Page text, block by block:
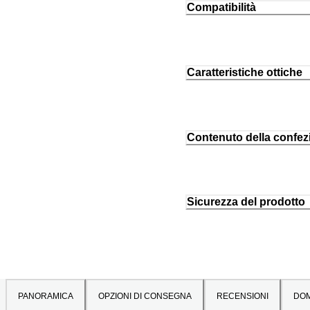
Compatibilità
Caratteristiche ottiche
Contenuto della
Sicurezza del prodotto
PANORAMICA OPZIONI DI CONSEGNA RECENSIONI